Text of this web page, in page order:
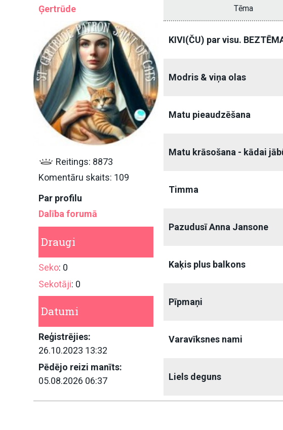
Ģertrūde
Reitings: 8873
Komentāru skaits: 109
Par profilu
Dalība forumā
Draugi
Seko: 0
Sekotāji: 0
Datumi
Reģistrējies:
26.10.2023 13:32
Pēdējo reizi manīts:
05.08.2026 06:37
Tēma
KIVI(ČU) par visu.
Modris & viņa olas
Matu pieaudzēšana
Matu krāsošana - kādai
Timma
Pazudusī Anna Jansone
Kaķis plus balkons
Pīpmaņi
Varavīksnes nami
Liels deguns